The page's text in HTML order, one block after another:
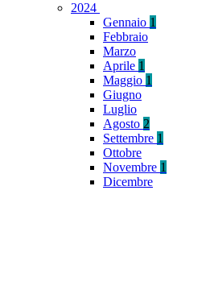
2024
Gennaio 1
Febbraio
Marzo
Aprile 1
Maggio 1
Giugno
Luglio
Agosto 2
Settembre 1
Ottobre
Novembre 1
Dicembre